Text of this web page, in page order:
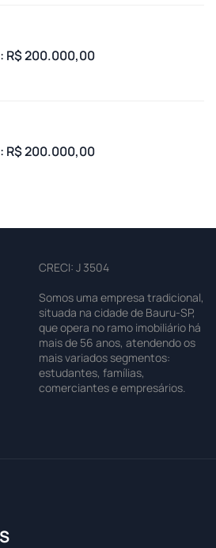
R$ 200.000,00
R$ 200.000,00
CRECI: J 3504
Somos uma empresa tradicional,
situada na cidade de Bauru-SP,
que opera no ramo imobiliário há
mais de 56 anos, atendendo os
mais variados segmentos:
estudantes, famílias,
comerciantes e empresários.